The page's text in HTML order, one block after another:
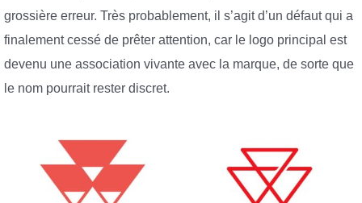
grossière erreur. Très probablement, il s’agit d’un défaut qui a
finalement cessé de prêter attention, car le logo principal est
devenu une association vivante avec la marque, de sorte que
le nom pourrait rester discret.